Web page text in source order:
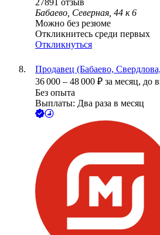
27891
отзыв
Бабаево, Северная, 44 к 6
Можно без резюме
Откликнитесь среди первых
Откликнуться
Продавец (Бабаево,
36 000 – 48 000 ₽ за месяц, до
Без опыта
Выплаты: Два раза в месяц